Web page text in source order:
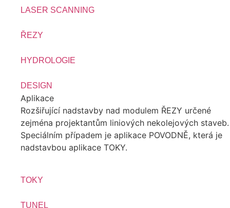
LASER SCANNING
ŘEZY
HYDROLOGIE
DESIGN
Aplikace
Rozšiřující nadstavby nad modulem ŘEZY určené
zejména projektantům liniových nekolejových staveb.
Speciálním případem je aplikace POVODNĚ, která je
nadstavbou aplikace TOKY.
TOKY
TUNEL